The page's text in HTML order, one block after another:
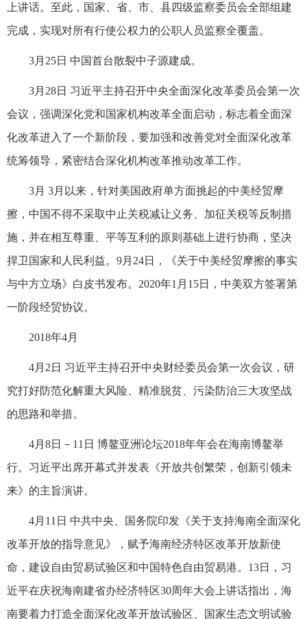
上讲话。至此，国家、省、市、县四级监察委员会全部组建
完成，实现对所有行使公权力的公职人员监察全覆盖。
3月25日 中国首台散裂中子源建成。
3月28日 习近平主持召开中央全面深化改革委员会第一次
会议，强调深化党和国家机构改革全面启动，标志着全面深
化改革进入了一个新阶段，要加强和改善党对全面深化改革
统筹领导，紧密结合深化机构改革推动改革工作。
3月 3月以来，针对美国政府单方面挑起的中美经贸摩
擦，中国不得不采取中止关税减让义务、加征关税等反制措
施，并在相互尊重、平等互利的原则基础上进行协商，坚决
捍卫国家和人民利益。9月24日，《关于中美经贸摩擦的事实
与中方立场》白皮书发布。2020年1月15日，中美双方签署第
一阶段经贸协议。
2018年4月
4月2日 习近平主持召开中央财经委员会第一次会议，研
究打好防范化解重大风险、精准脱贫、污染防治三大攻坚战
的思路和举措。
4月8日－11日 博鳌亚洲论坛2018年年会在海南博鳌举
行。习近平出席开幕式并发表《开放共创繁荣，创新引领未
来》的主旨演讲。
4月11日 中共中央、国务院印发《关于支持海南全面深化
改革开放的指导意见》，赋予海南经济特区改革开放新使
命，建设自由贸易试验区和中国特色自由贸易港。13日，习
近平在庆祝海南建省办经济特区30周年大会上讲话指出，海
南要着力打造全面深化改革开放试验区、国家生态文明试验